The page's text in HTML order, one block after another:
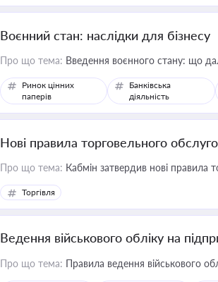
Воєнний стан: наслідки для бізнесу
Про що тема: Введення воєнного стану: що
Ринок цінних
паперів
Банківська
діяльність
Нові правила торговельного
Про що тема: Кабмін затвердив нові правила
Торгівля
Ведення військового обліку на
Про що тема: Правила ведення військового